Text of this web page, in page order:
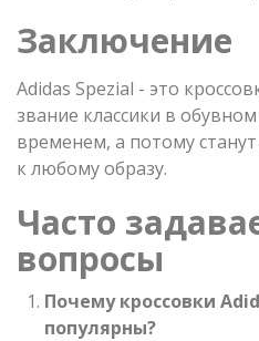
Заключение
Adidas Spezial - это
звание классики в
временем, а потому
к любому образу.
Часто
вопросы
Почему кроссовки
популярны?